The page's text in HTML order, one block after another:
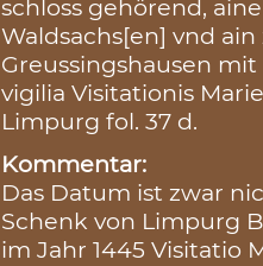
schloss gehörend,
Waldsachs[en] vnd
Greussingshausen
vigilia Visitationis
Limpurg fol. 37 d.
Kommentar:
Das Datum ist zwar
Schenk von Limpurg
im Jahr 1445 Visitatio